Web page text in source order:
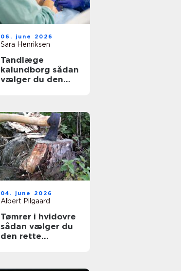
06. june 2026
Sara Henriksen
Tandlæge
kalundborg sådan
vælger du den
04. june 2026
Albert Pilgaard
Tømrer i hvidovre
sådan vælger du
den rette